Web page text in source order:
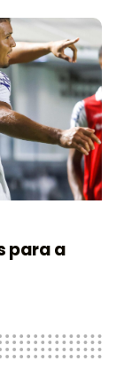
para a